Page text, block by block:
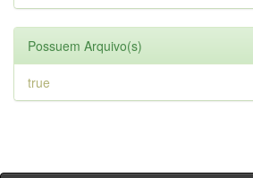
Possuem Arquivo(s)
true